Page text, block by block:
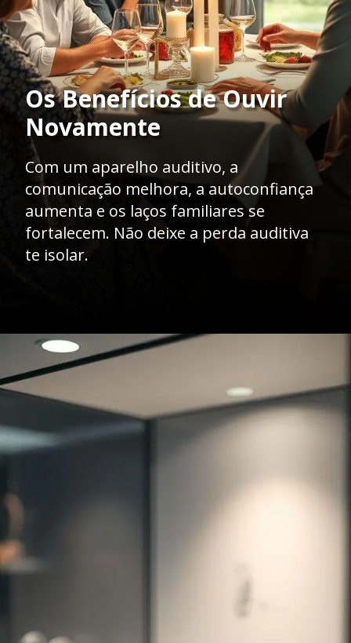
Os Benefícios de Ouvir
Novamente
Com um aparelho auditivo, a
comunicação melhora, a autoconfiança
aumenta e os laços familiares se
fortalecem. Não deixe a perda auditiva
te isolar.
Opening